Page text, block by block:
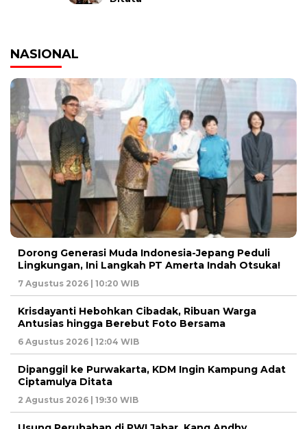
NASIONAL
Dorong Generasi Muda Indonesia-Jepang Peduli
Lingkungan, Ini Langkah PT Amerta Indah Otsuka!
7 Agustus 2026 | 10:20 WIB
Krisdayanti Hebohkan Cibadak, Ribuan Warga
Antusias hingga Berebut Foto Bersama
6 Agustus 2026 | 12:04 WIB
Dipanggil ke Purwakarta, KDM Ingin Kampung Adat
Ciptamulya Ditata
2 Agustus 2026 | 19:30 WIB